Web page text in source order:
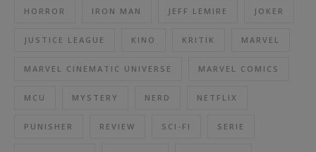
HORROR IRON MAN JEFF LEMIRE JOKER
JUSTICE LEAGUE KINO KRITIK MARVEL
MARVEL CINEMATIC UNIVERSE MARVEL COMICS
MCU MYSTERY NERD NETFLIX
PUNISHER REVIEW SCI-FI SERIE